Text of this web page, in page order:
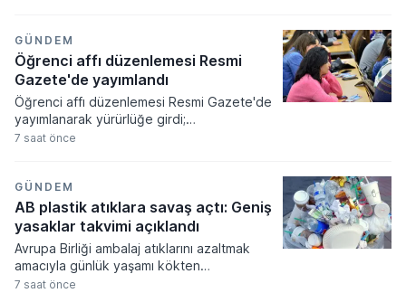
tüketicilerde yanılgı uyandıracağı
gerekçesiyle iptal etti.
GÜNDEM
Öğrenci affı düzenlemesi Resmi
Gazete'de yayımlandı
Öğrenci affı düzenlemesi Resmi Gazete'de
yayımlanarak yürürlüğe girdi;
üniversitelerinden ayrılanlara geri dönüş
mevzuata aykırı eğitim kurumu açanlara
ağır cezalar verilmesi kararlaştırıldı.
7 saat önce
GÜNDEM
AB plastik atıklara savaş açtı: Geniş
yasaklar takvimi açıklandı
Avrupa Birliği ambalaj atıklarını azaltmak
amacıyla günlük yaşamı kökten
değiştirecek geniş kapsamlı bir yasal
7 saat önce